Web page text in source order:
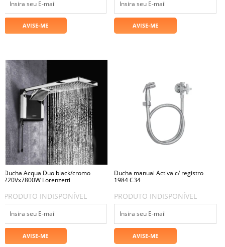
Ducha Acqua Duo black/cromo
220Vx7800W Lorenzetti
PRODUTO INDISPONÍVEL
Ducha manual Activa c/ registro
1984 C34
PRODUTO INDISPONÍVEL